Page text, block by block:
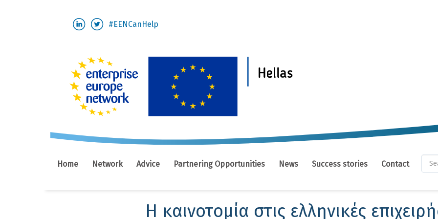
#EENCanHelp
Home Network Advice Partnering Opportunities News Success stories Contact
H καινοτομία στις ελληνικές